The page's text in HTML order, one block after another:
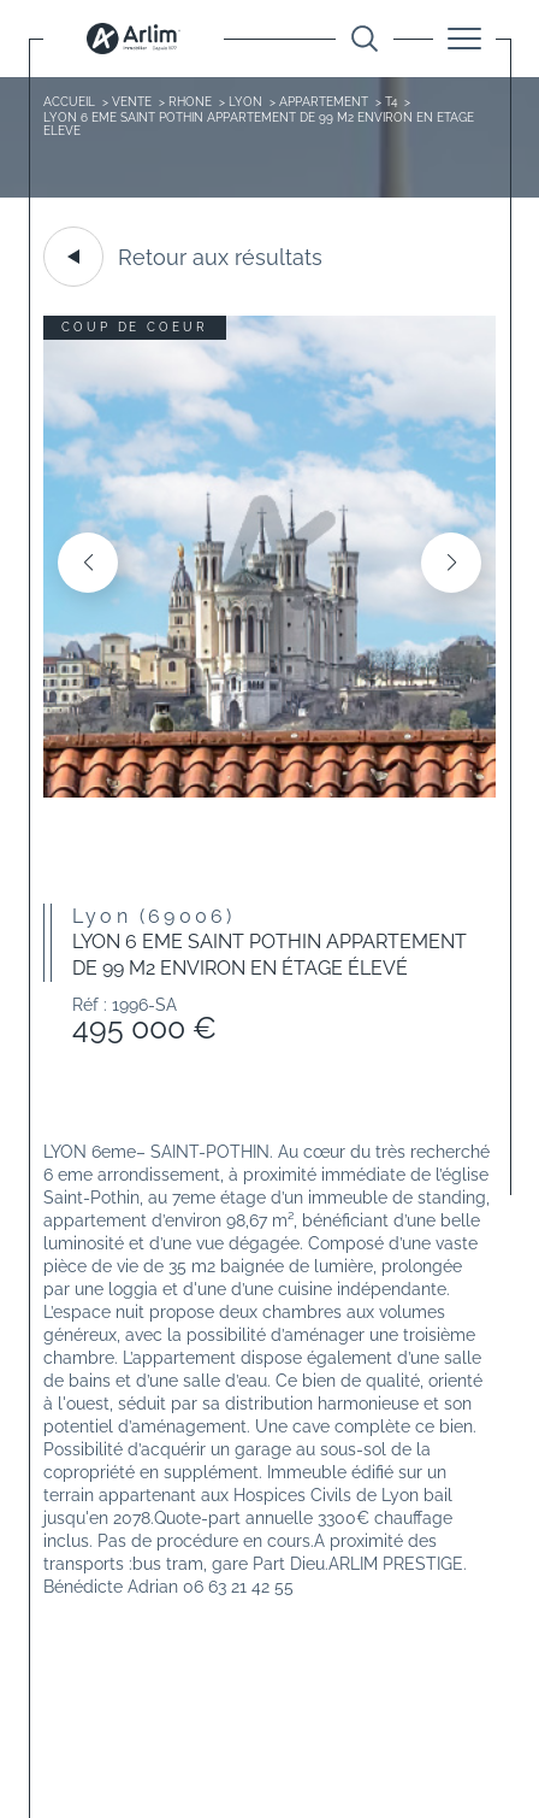
ACCUEIL VENTE RHONE LYON APPARTEMENT
T4
LYON 6 EME SAINT POTHIN APPARTEMENT DE 99 M2 ENVIRON EN ETAGE
ELEVE
Retour aux résultats
COUP DE COEUR
Lyon (69006)
LYON 6 EME SAINT POTHIN APPARTEMENT
DE 99 M2 ENVIRON EN ÉTAGE ÉLEVÉ
Réf : 1996-SA
495 000 €
LYON 6eme– SAINT-POTHIN. Au cœur du très recherché
6 eme arrondissement, à proximité immédiate de l’église
Saint-Pothin, au 7eme étage d’un immeuble de standing,
appartement d’environ 98,67 m², bénéficiant d’une belle
luminosité et d’une vue dégagée. Composé d’une vaste
pièce de vie de 35 m2 baignée de lumière, prolongée
par une loggia et d'une d’une cuisine indépendante.
L’espace nuit propose deux chambres aux volumes
généreux, avec la possibilité d’aménager une troisième
chambre. L’appartement dispose également d’une salle
de bains et d’une salle d’eau. Ce bien de qualité, orienté
à l'ouest, séduit par sa distribution harmonieuse et son
potentiel d’aménagement. Une cave complète ce bien.
Possibilité d’acquérir un garage au sous-sol de la
copropriété en supplément. Immeuble édifié sur un
terrain appartenant aux Hospices Civils de Lyon bail
jusqu'en 2078.Quote-part annuelle 3300€ chauffage
inclus. Pas de procédure en cours.A proximité des
transports :bus tram, gare Part Dieu.ARLIM PRESTIGE.
Bénédicte Adrian 06 63 21 42 55